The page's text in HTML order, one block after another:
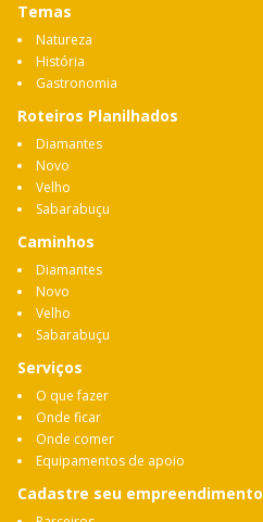
Temas
Natureza
História
Gastronomia
Roteiros Planilhados
Diamantes
Novo
Velho
Sabarabuçu
Caminhos
Diamantes
Novo
Velho
Sabarabuçu
Serviços
O que fazer
Onde ficar
Onde comer
Equipamentos de apoio
Cadastre seu empreendimento